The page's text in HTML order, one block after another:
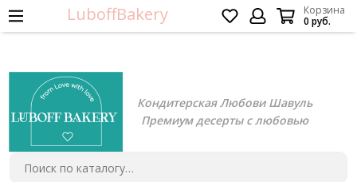
Кондитерская Любови Шавуль
Премиум десерты с любовью
LuboffBakery
Корзина
0 руб.